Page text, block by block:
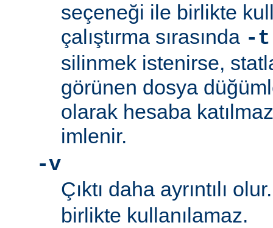
seçeneği ile birlikte
çalıştırma sırasında -t
silinmek istenirse,
görünen dosya
olarak hesaba
imlenir.
-v
Çıktı daha ayrıntılı
birlikte kullanılamaz.